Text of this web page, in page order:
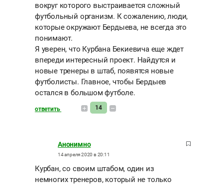
вокруг которого выстраивается сложный
футбольный организм. К сожалению, люди,
которые окружают Бердыева, не всегда это
понимают.
Я уверен, что Курбана Бекиевича еще ждет
впереди интересный проект. Найдутся и
новые тренеры в штаб, появятся новые
футболисты. Главное, чтобы Бердыев
остался в большом футболе.
ответить 14
Анонимно
14 апреля 2020 в 20:11
Курбан, со своим штабом, один из
немногих тренеров, который не только